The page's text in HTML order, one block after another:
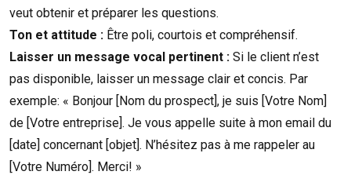
veut obtenir et préparer les questions.
Ton et attitude : Être poli, courtois et compréhensif.
Laisser un message vocal pertinent : Si le client n’est
pas disponible, laisser un message clair et concis. Par
exemple: « Bonjour [Nom du prospect], je suis [Votre Nom]
de [Votre entreprise]. Je vous appelle suite à mon email du
[date] concernant [objet]. N’hésitez pas à me rappeler au
[Votre Numéro]. Merci! »